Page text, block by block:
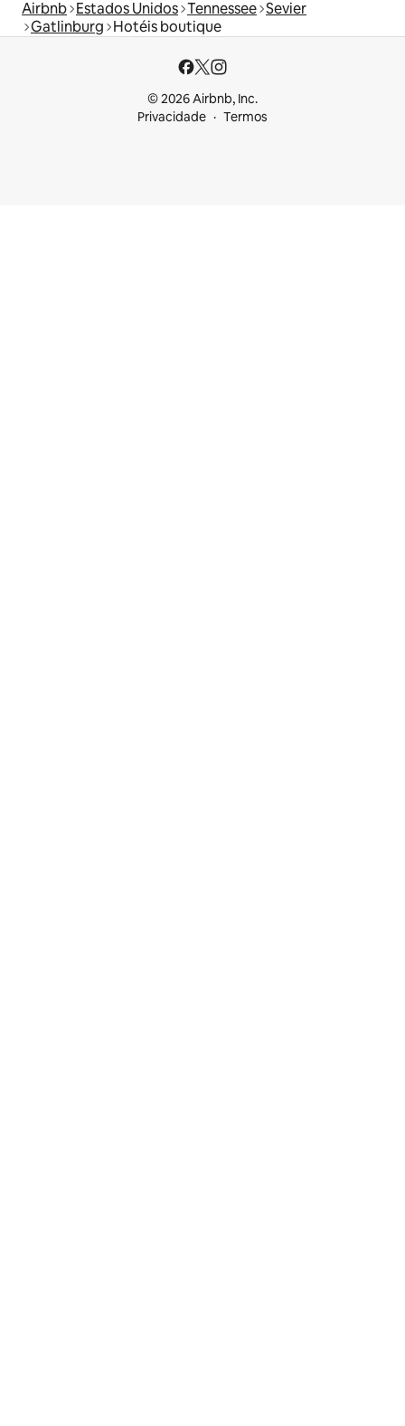
Airbnb Estados Unidos Tennessee Sevier
Gatlinburg Hotéis boutique
© 2026 Airbnb, Inc.
Privacidade
Termos